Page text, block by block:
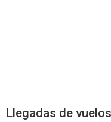
Llegadas de